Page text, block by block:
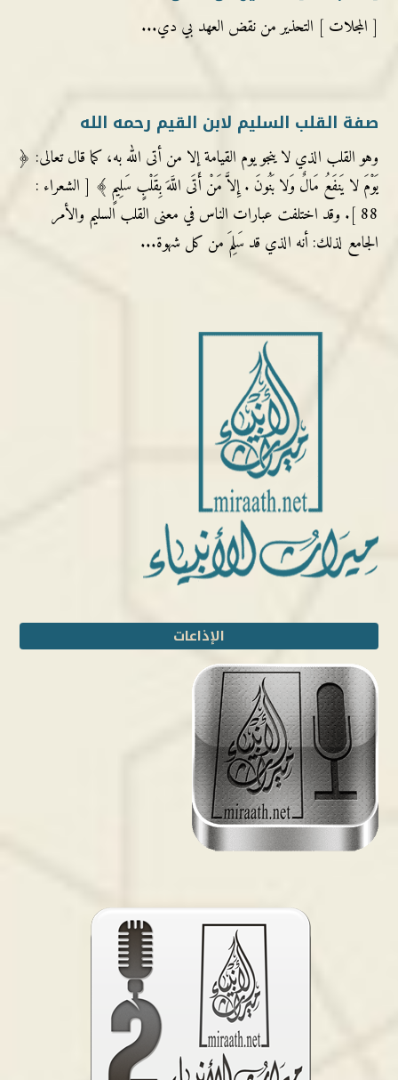
[ المجلات ] التحذير من نقض العهد بي دي...
صفة القلب السليم لابن القيم رحمه الله
وهو القلب الذي لا ينجو يوم القيامة إلا من أتى الله به، كما قال تعالى: ﴿
يَوْمَ لا يَنفَعُ مَالٌ وَلا بَنُونَ . إِلاَّ مَنْ أَتَى اللَّهَ بِقَلْبٍ سَلِيمٍ ﴾ [ الشعراء :
88 ]. وقد اختلفت عبارات الناس في معنى القلب السليم والأمر
الجامع لذلك: أنه الذي قد سَلِمَ من كل شهوة...
الإذاعات